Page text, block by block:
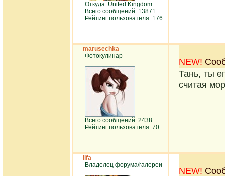
Откуда: United Kingdom
Всего сообщений: 13871
Рейтинг пользователя: 176
marusechka
Фотокулинар
Всего сообщений: 2438
Рейтинг пользователя: 70
NEW!
Тань, ты
считая
Ilfa
Владелец форума/галереи
NEW!